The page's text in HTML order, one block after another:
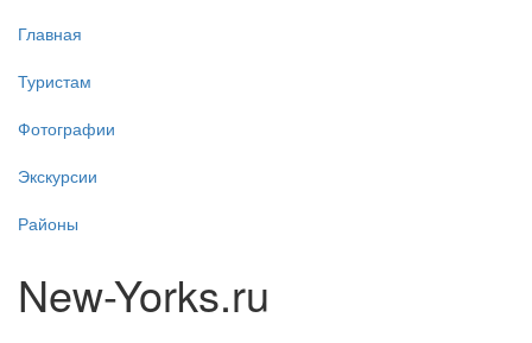
Главная
Туристам
Фотографии
Экскурсии
Районы
New-Yorks.ru